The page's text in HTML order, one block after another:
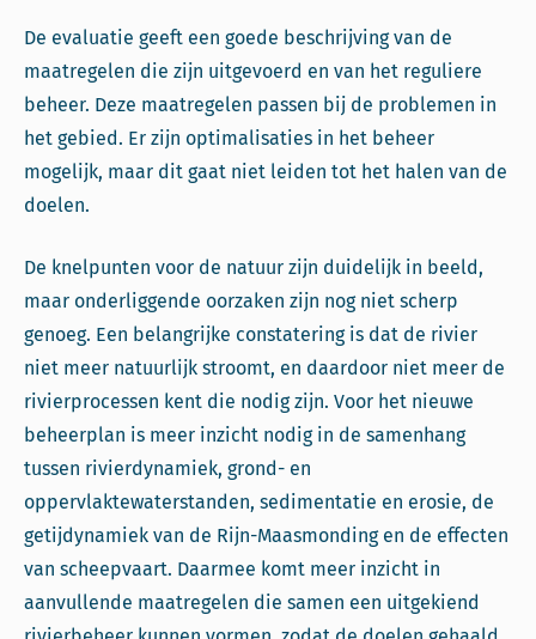
De evaluatie geeft een goede beschrijving van de
maatregelen die zijn uitgevoerd en van het reguliere
beheer. Deze maatregelen passen bij de problemen in
het gebied. Er zijn optimalisaties in het beheer
mogelijk, maar dit gaat niet leiden tot het halen van de
doelen.
De knelpunten voor de natuur zijn duidelijk in beeld,
maar onderliggende oorzaken zijn nog niet scherp
genoeg. Een belangrijke constatering is dat de rivier
niet meer natuurlijk stroomt, en daardoor niet meer de
rivierprocessen kent die nodig zijn. Voor het nieuwe
beheerplan is meer inzicht nodig in de samenhang
tussen rivierdynamiek, grond- en
oppervlaktewaterstanden, sedimentatie en erosie, de
getijdynamiek van de Rijn-Maasmonding en de effecten
van scheepvaart. Daarmee komt meer inzicht in
aanvullende maatregelen die samen een uitgekiend